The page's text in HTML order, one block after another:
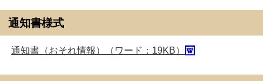
通知書様式
通知書（おそれ情報）（ワード：19KB）